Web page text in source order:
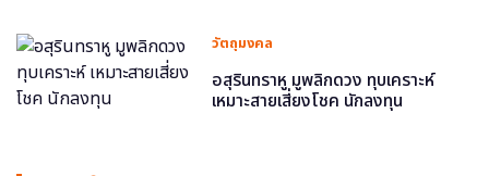
วัตถุมงคล
อสุรินทราหู มูพลิกดวง ทุบเคราะห์
เหมาะสายเสี่ยงโชค นักลงทุน